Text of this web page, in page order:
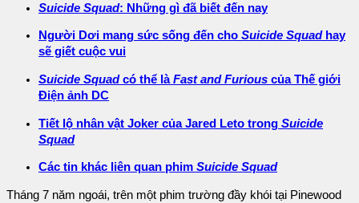
Suicide Squad: Những gì đã biết đến nay
Người Dơi mang sức sống đến cho Suicide Squadhay
sẽ giết cuộc vui
Suicide Squadcó thể làFast and Furious của Thế giới
Điện ảnh DC
Tiết lộ nhân vật Joker của Jared Leto trong Suicide
Squad
Các tin khác liên quan phim Suicide Squad
Tháng 7 năm ngoái, trên một phim trường đầy khói tại Pinewood